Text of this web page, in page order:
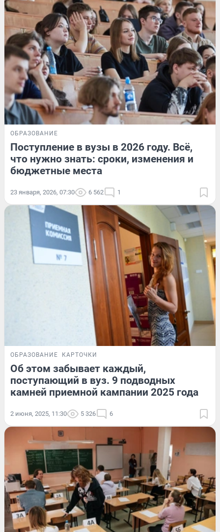
ОБРАЗОВАНИЕ
Поступление в вузы в 2026 году. Всё,
что нужно знать: сроки, изменения и
бюджетные места
23 января, 2026, 07:30 6 562 1
ОБРАЗОВАНИЕ КАРТОЧКИ
Об этом забывает каждый,
поступающий в вуз. 9 подводных
камней приемной кампании 2025 года
2 июня, 2025, 11:30 5 326 6